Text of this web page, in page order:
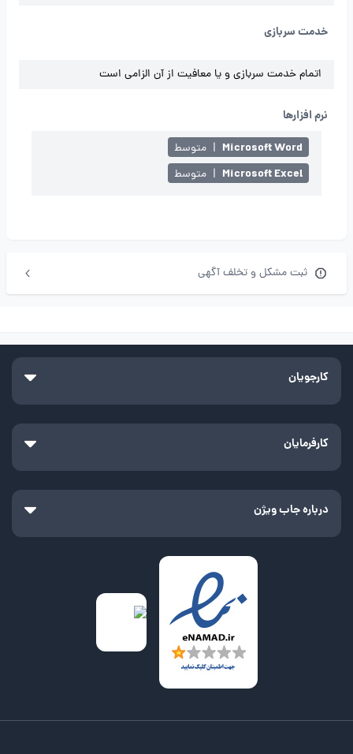
خدمت سربازی
اتمام خدمت سربازی و یا معافیت از آن الزامی است
نرم افزارها
Microsoft Word
| متوسط
Microsoft Excel
| متوسط
ثبت مشکل و تخلف آگهی
کارجویان
کارفرمایان
درباره جاب ویژن